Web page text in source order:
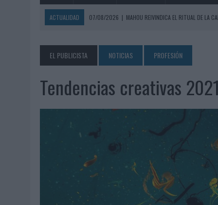
ACTUALIDAD 07/08/2026 | MAHOU REIVINDICA EL RITUAL DE LA
PATRÓN CONVIERTE EL NUEVO SINGLE DE ARÓN PIPER
07/08/2026 | EL VERANO PONE A PRUEBA LA ESTRATEGIA DIGITAL DE
07/08/2026
VUELING CONVIERTE LOS RECUERDOS EN SOUVENIRS
07/08/2026 | CUANDO SE APAGUE EL SOL, EL ECLIPSE DE 2026
‘LA VUELTA’, DE FENOMENAL PARA MÁLAGA CF
06/08/2026
SIETE DE CADA DIEZ EMPRESAS ESPAÑOLAS NO
LA TELEVISIÓN SIGUE LIDERANDO EL CONSUMO DE
EL USO DE LA IA GENERATIVA ALCANZA YA AL 62% DE
06/08/2026
SYSTEM1 NOMBRA A KIMBERLY BASTONI COMO NUEVA
06/08/2026
FRIGO Y UNIQLO LANZAN UNA COLECCIÓN
EL PUBLICISTA NOTICIAS PROFESIÓN
Tendencias creativas